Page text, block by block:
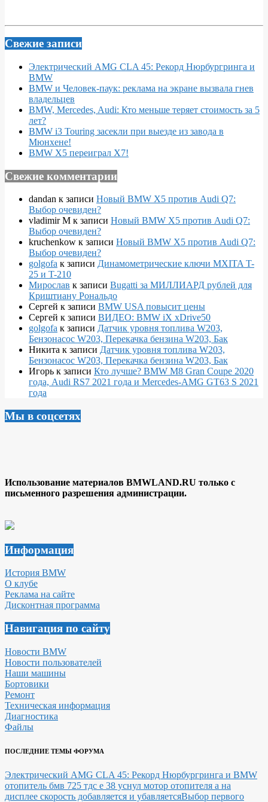
Свежие записи
Электрический AMG CLA 45: Рекорд Нюрбургринга и
BMW
BMW и Человек-паук: реклама на экране вызвала гнев
владельцев
BMW, Mercedes, Audi: Кто меньше теряет стоимость за 5
лет?
BMW i3 Touring засекли при выезде из завода в
Мюнхене!
BMW X5 переиграл X7!
Свежие комментарии
dandan к записи Новый BMW X5 против Audi Q7:
Выбор очевиден?
vladimir M к записи Новый BMW X5 против Audi Q7:
Выбор очевиден?
kruchenkow к записи Новый BMW X5 против Audi Q7:
Выбор очевиден?
golgofa к записи Динамометрические ключи MXITA T-
25 и T-210
Мирослав к записи Bugatti за МИЛЛИАРД рублей для
Криштиану Рональдо
Сергей к записи BMW USA повысит цены
Сергей к записи ВИДЕО: BMW iX xDrive50
golgofa к записи Датчик уровня топлива W203,
Бензонасос W203, Перекачка бензина W203, Бак
Никита к записи Датчик уровня топлива W203,
Бензонасос W203, Перекачка бензина W203, Бак
Игорь к записи Кто лучше? BMW M8 Gran Coupe 2020
года, Audi RS7 2021 года и Mercedes-AMG GT63 S 2021
года
Мы в соцсетях
Использование материалов BMWLAND.RU только с
письменного разрешения администрации.
Информация
История BMW
О клубе
Реклама на сайте
Дисконтная программа
Навигация по сайту
Новости BMW
Новости пользователей
Наши машины
Бортовики
Ремонт
Техническая информация
Диагностика
Файлы
ПОСЛЕДНИЕ ТЕМЫ ФОРУМА
Электрический AMG CLA 45: Рекорд Нюрбургринга и BMW
отопитель бмв 725 тдс е 38 уснул мотор отопителя а на
дисплее скорость добавляется и убавляетсяВыбор первого